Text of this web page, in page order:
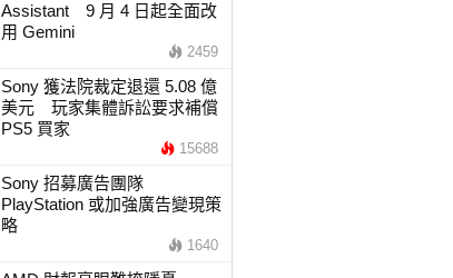
Assistant 9 月 4 日起全面改
用 Gemini
2459
Sony 獲法院裁定退還 5.08 億
美元 玩家集體訴訟要求補償
PS5 買家
15688
Sony 招募廣告團隊
PlayStation 或加強廣告變現策
略
1640